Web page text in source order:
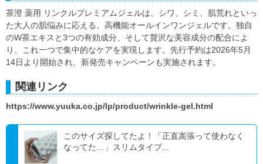
茶澄 薬用 リンクルプレミアムジェルは、シワ、シミ、肌荒れといっ
た大人の肌悩みに応える、高機能オールインワンジェルです。独自
のW茶エキスと3つの有効成分、そして贅沢な美容成分の配合によ
り、これ一つで集中的なケアを実現します。先行予約は2026年5月
14日より開始され、新発売キャンペーンも実施されます。
関連リンク
https://www.yuuka.co.jp/lp/product/wrinkle-gel.html
このサイズ探してたよ！「正直嵩張って使わなく
なってた…」スリムタイプ...